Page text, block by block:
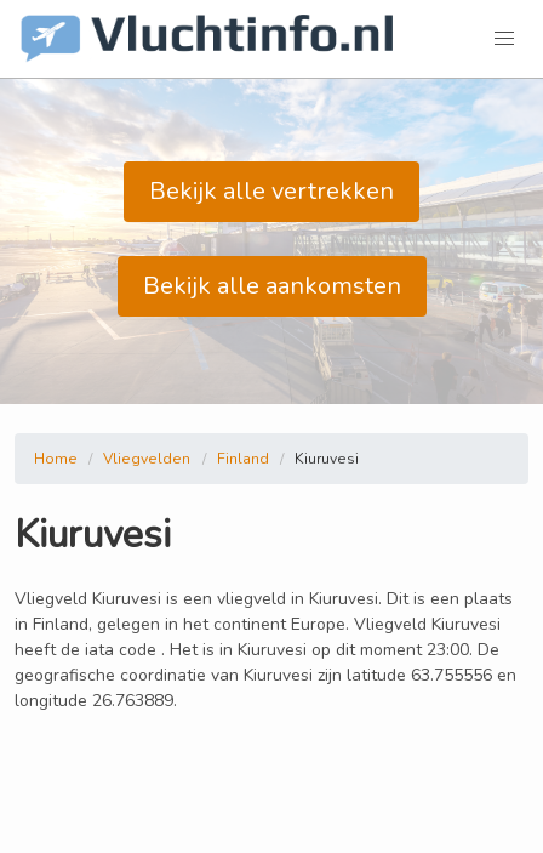
Bekijk alle vertrekken
Bekijk alle aankomsten
Home Vliegvelden Finland Kiuruvesi
Kiuruvesi
Vliegveld Kiuruvesi is een vliegveld in Kiuruvesi. Dit is een plaats
in Finland, gelegen in het continent Europe. Vliegveld Kiuruvesi
heeft de iata code . Het is in Kiuruvesi op dit moment 23:00. De
geografische coordinatie van Kiuruvesi zijn latitude 63.755556 en
longitude 26.763889.